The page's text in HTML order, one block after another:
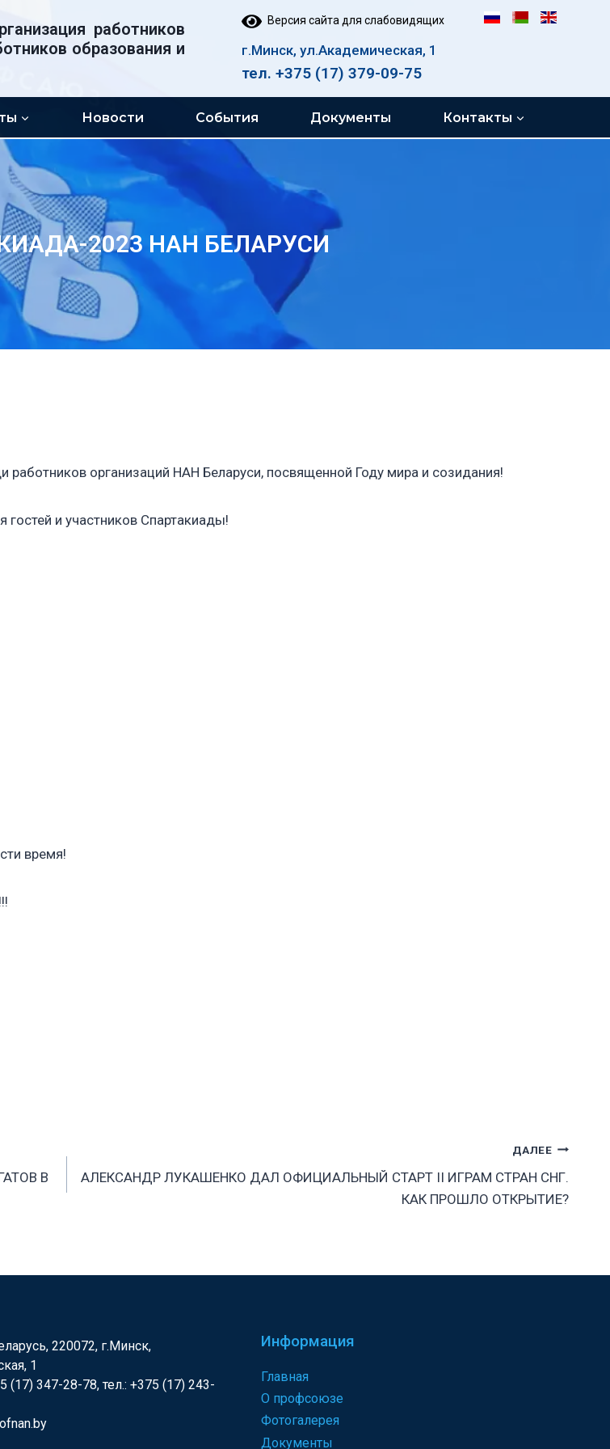
работников
образования и
Версия сайта для слабовидящих
г.Минск, ул.Академическая, 1
тел. +375 (17) 379-09-75
Новости События Документы Контакты
2023 НАН БЕЛАРУСИ
организаций НАН Беларуси, посвященной Году мира и созидания!
и участников Спартакиады!
время!
В
ДАЛЕЕ
АЛЕКСАНДР ЛУКАШЕНКО ДАЛ ОФИЦИАЛЬНЫЙ СТАРТ II ИГРАМ СТРАН СНГ.
КАК ПРОШЛО ОТКРЫТИЕ?
220072, г.Минск,
1
(17) 347-28-78, тел.: +375 (17) 243-
Информация
Главная
О профсоюзе
Фотогалерея
Документы